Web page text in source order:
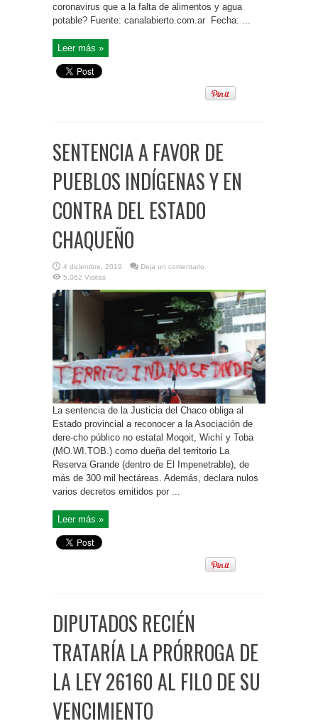
coronavirus que a la falta de alimentos y agua
potable? Fuente: canalabierto.com.ar Fecha: ...
Leer más »
SENTENCIA A FAVOR DE
PUEBLOS INDÍGENAS Y EN
CONTRA DEL ESTADO
CHAQUEÑO
4 diciembre, 2019
Deja un comentario
5,062 Visitas
La sentencia de la Justicia del Chaco obliga al
Estado provincial a reconocer a la Asociación de
dere-cho público no estatal Moqoit, Wichí y Toba
(MO.WI.TOB.) como dueña del territorio La
Reserva Grande (dentro de El Impenetrable), de
más de 300 mil hectáreas. Además, declara nulos
varios decretos emitidos por ...
Leer más »
DIPUTADOS RECIÉN
TRATARÍA LA PRÓRROGA DE
LA LEY 26160 AL FILO DE SU
VENCIMIENTO